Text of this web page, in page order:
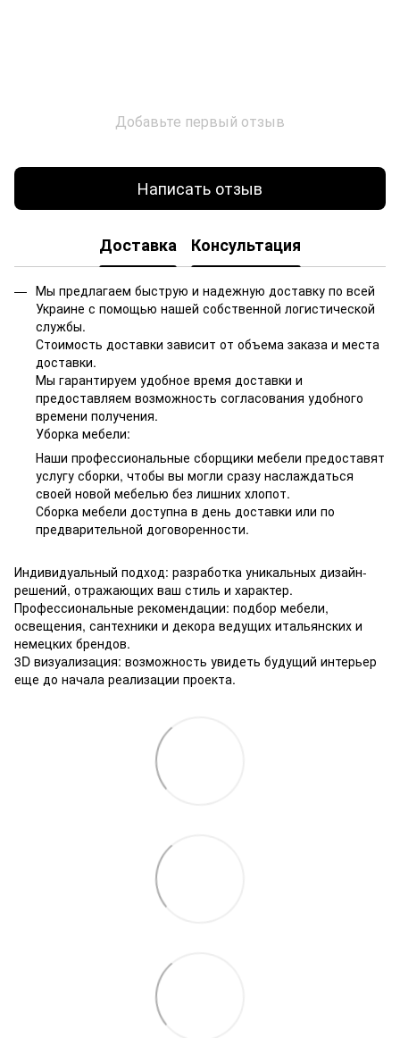
Добавьте первый отзыв
Написать отзыв
Доставка Консультация
Мы предлагаем быструю и надежную доставку по всей
Украине с помощью нашей собственной логистической
службы.
Стоимость доставки зависит от объема заказа и места
доставки.
Мы гарантируем удобное время доставки и
предоставляем возможность согласования удобного
времени получения.
Уборка мебели:
Наши профессиональные сборщики мебели предоставят
услугу сборки, чтобы вы могли сразу наслаждаться
своей новой мебелью без лишних хлопот.
Сборка мебели доступна в день доставки или по
предварительной договоренности.
Индивидуальный подход: разработка уникальных дизайн-
решений, отражающих ваш стиль и характер.
Профессиональные рекомендации: подбор мебели,
освещения, сантехники и декора ведущих итальянских и
немецких брендов.
3D визуализация: возможность увидеть будущий интерьер
еще до начала реализации проекта.